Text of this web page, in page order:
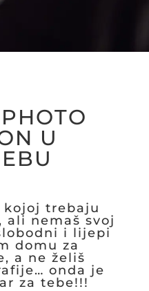
U
kojoj trebaju
nemaš svoj
i lijepi
domu za
a ne želiš
onda je
za tebe!!!